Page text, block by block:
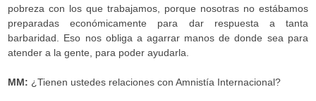
pobreza con los que trabajamos, porque nosotras no estábamos
preparadas económicamente para dar respuesta a tanta
barbaridad. Eso nos obliga a agarrar manos de donde sea para
atender a la gente, para poder ayudarla.
MM: ¿Tienen ustedes relaciones con Amnistía Internacional?